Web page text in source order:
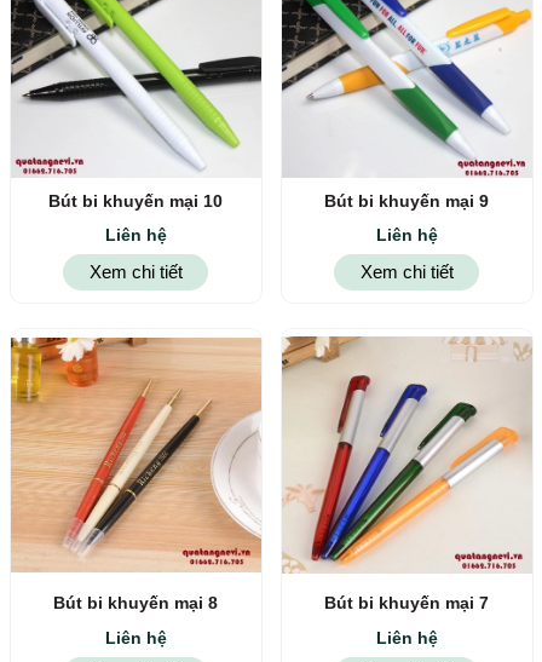
Bút bi khuyến mại 10
Liên hệ
Xem chi tiết
Bút bi khuyến mại 9
Liên hệ
Xem chi tiết
Bút bi khuyến mại 8
Liên hệ
Bút bi khuyến mại 7
Liên hệ